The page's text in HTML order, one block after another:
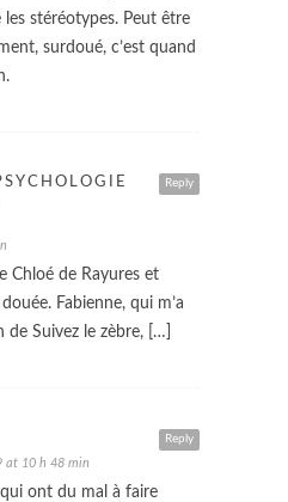
stéréotypes. Peut être
surdoué, c’est quand
Reply
Chloé de Rayures et
Fabienne, qui m’a
Suivez le zèbre, […]
Reply
at 10 h 48 min
ont du mal à faire